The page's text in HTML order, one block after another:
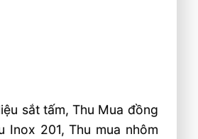
sắt tấm, Thu Mua đồng
Inox 201, Thu mua nhôm